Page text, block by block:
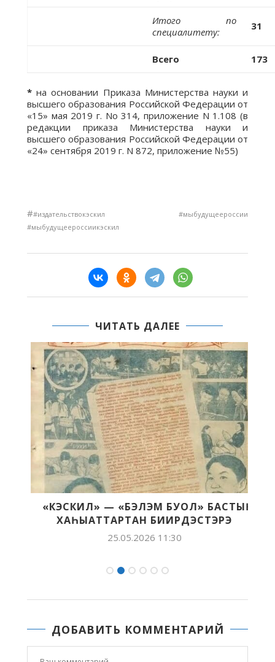
Итого по
специалитету:
31
Всего 173
*на основании Приказа Министерства науки и
высшего образования Российской Федерации от
«15» мая 2019 г. No 314, приложение N 1.108 (в
редакции приказа Министерства науки и
высшего образования Российской Федерации от
«24» сентября 2019 г. N 872, приложение №55)
##издательствокэскил #мыбудущеероссии
#мыбудущеероссиикэскил
ЧИТАТЬ ДАЛЕЕ
«КЭСКИЛ» — «БЭЛЭМ БУОЛ» БАСТЫҤ
ХАҺЫАТТАРТАН БИИРДЭСТЭРЭ
25.05.2026 11:30
ДОБАВИТЬ КОММЕНТАРИЙ